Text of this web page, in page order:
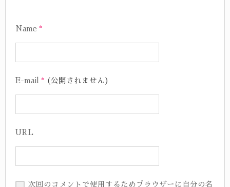
Name *
E-mail * (公開されません)
URL
次回のコメントで使用するためブラウザーに自分の名